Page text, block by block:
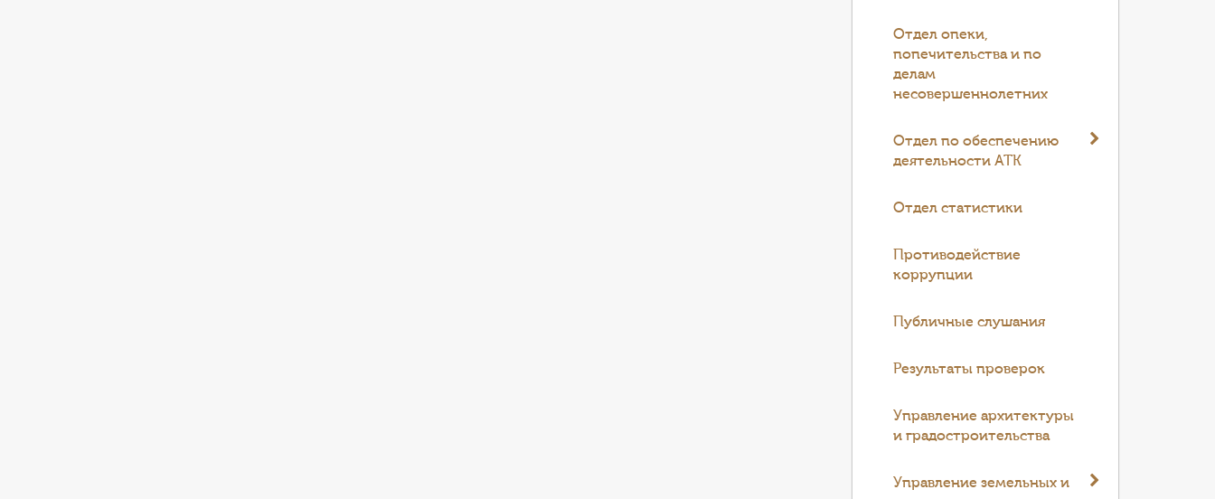
Отдел опеки,
попечительства и по
делам
несовершеннолетних
Отдел по обеспечению
деятельности АТК
Отдел статистики
Противодействие
коррупции
Публичные слушания
Результаты проверок
Управление архитектуры
и градостроительства
Управление земельных и